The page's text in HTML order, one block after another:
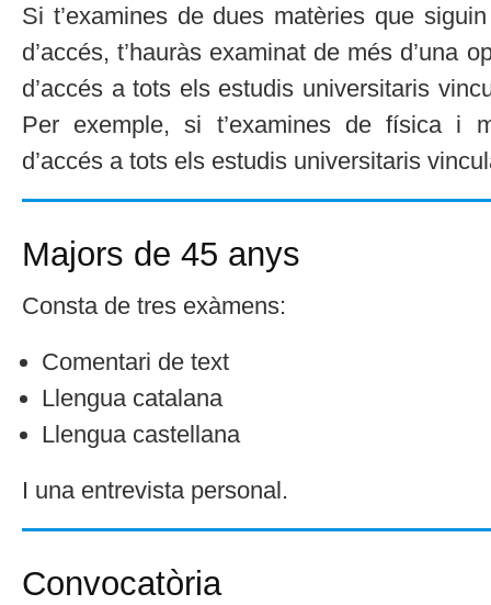
Si t’examines de dues matèries que
d’accés, t’hauràs examinat de més d’una
d’accés a tots els estudis universitaris
Per exemple, si t’examines de física i
d’accés a tots els estudis universitaris
Majors de 45 anys
Consta de tres exàmens:
Comentari de text
Llengua catalana
Llengua castellana
I una entrevista personal.
Convocatòria